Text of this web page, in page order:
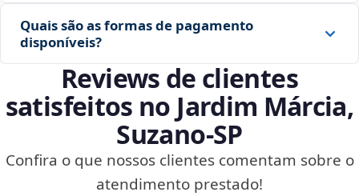
Quais são as formas de pagamento
disponíveis?
Reviews de clientes
satisfeitos no Jardim Márcia,
Suzano‑SP
Confira o que nossos clientes comentam sobre o
atendimento prestado!